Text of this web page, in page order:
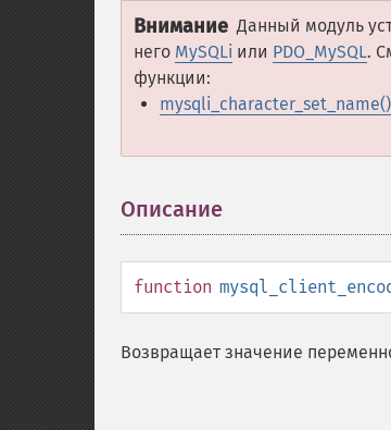
Внимание Данный модуль
него MySQLi или PDO_MySQL.
функции:
mysqli_character_set_name()
Описание
function
Возвращает значение